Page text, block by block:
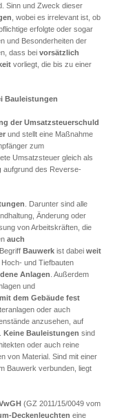
Sinn und Zweck dieser
, wobei es irrelevant ist, ob
erfolgte oder sogar
und Besonderheiten der
dass bei vorsätzlich
vorliegt, die bis zu einer
Bauleistungen
der Umsatzsteuerschuld
und stellt eine Maßnahme
zum
Umsatzsteuer gleich als
aufgrund des Reverse-
. Darunter sind alle
Änderung oder
von Arbeitskräften, die
auch
Bauwerk ist dabei weit
und Tiefbauten
Anlagen . Außerdem
und
mit dem Gebäude fest
oder auch
anzusehen, auf
Keine Bauleistungen sind
oder auch reine
von Material. Sind mit einer
Bauwerk verbunden, liegt
(GZ 2011/15/0049 vom
Deckenleuchten eine